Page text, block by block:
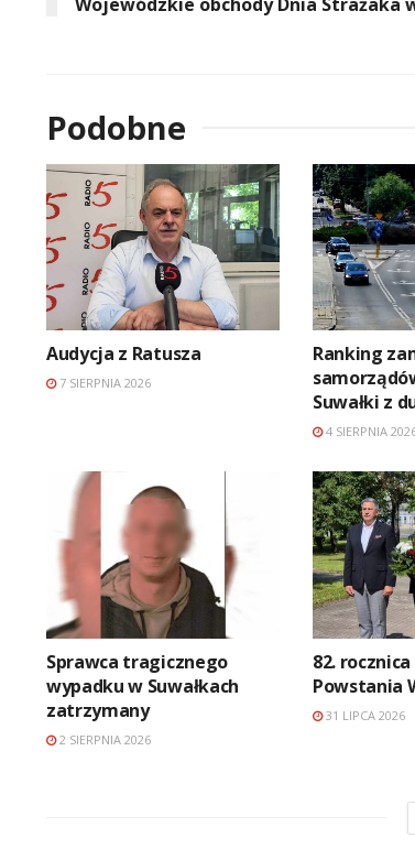
Podobne
Audycja z Ratusza
7 SIERPNIA 2026
Ranking
Suwałki z
4 SIERPNIA
Sprawca tragicznego
wypadku w Suwałkach
zatrzymany
2 SIERPNIA 2026
82.
Powstania
31 LIPCA 2026